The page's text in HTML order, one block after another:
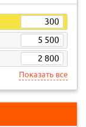
300
5 500
2 800
Показать все